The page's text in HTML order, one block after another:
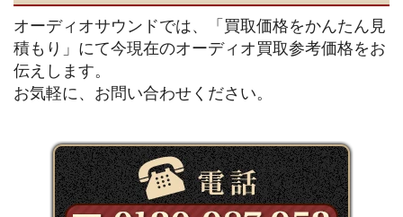
オーディオサウンドでは、「買取価格をかんたん見
積もり」にて今現在のオーディオ買取参考価格をお
伝えします。
お気軽に、お問い合わせください。